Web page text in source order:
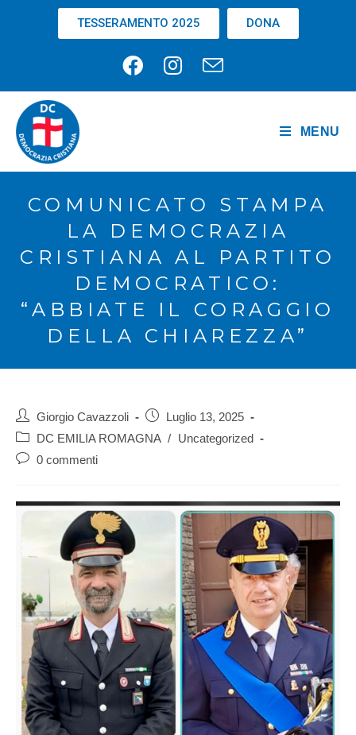
TESSERAMENTO 2025 DONA
MENU
COMUNICATO STAMPA
LA DEMOCRAZIA
CRISTIANA AL PARTITO
DEMOCRATICO:
“ABBIATE IL CORAGGIO
DELLA CHIAREZZA”
Giorgio Cavazzoli
Luglio 13, 2025
DC EMILIA ROMAGNA /
Uncategorized
0 commenti